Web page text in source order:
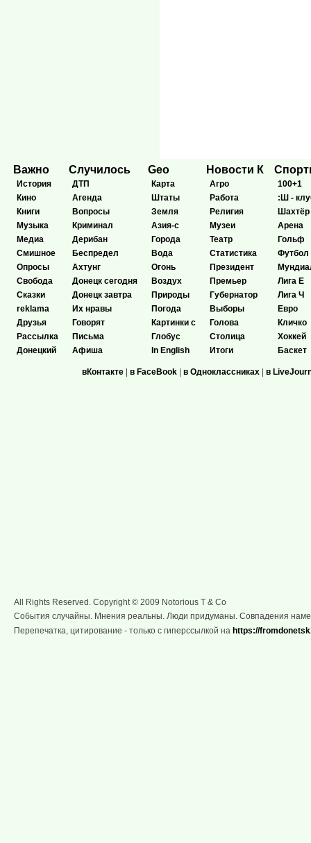
Важно
История
Кино
Книги
Музыка
Медиа
Смишное
Опросы
Свобода
Сказки
reklama
Друзья
Рассылка
Донецкий
Случилось
ДТП
Агенда
Вопросы
Криминал
Дерибан
Беспредел
Ахтунг
Донецк сегодня
Донецк завтра
Их нравы
Говорят
Письма
Афиша
Geo
Карта
Штаты
Земля
Азия-с
Города
Вода
Огонь
Воздух
Природы
Погода
Картинки с
Глобус
In English
Новости К
Агро
Работа
Религия
Музеи
Театр
Статистика
Президент
Премьер
Губернатор
Выборы
Голова
Столица
Итоги
100+1
:Ш -
Шахтёр
Арена
Гольф
Футбол
Лига Е
Лига Ч
Евро
Кличко
Хоккей
Баскет
вКонтакте | в FaceBook | в Одноклассниках | в
All Rights Reserved. Copyright © 2009 Notorious T & Co
События случайны. Мнения реальны. Люди придуманы. Совпадения
Перепечатка, цитирование - только с гиперссылкой на https://